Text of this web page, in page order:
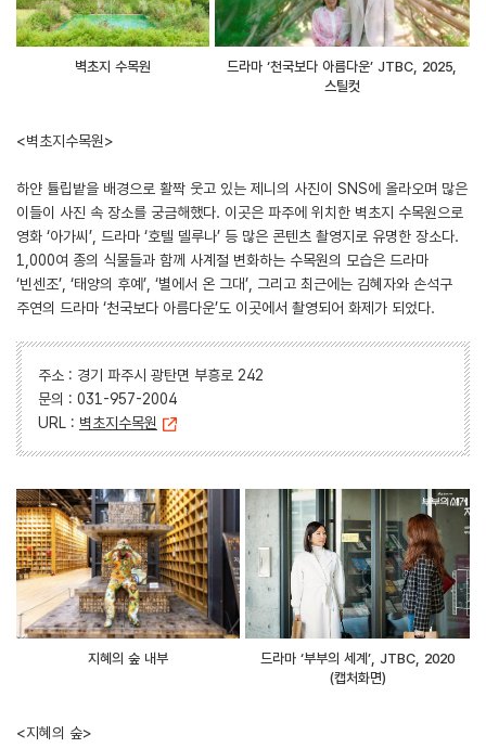
벽초지 수목원
드라마 ‘천국보다 아름다운’ JTBC, 2025,
스틸컷
<벽초지수목원>
하얀 튤립밭을 배경으로 활짝 웃고 있는 제니의 사진이 SNS에 올라오며 많은
이들이 사진 속 장소를 궁금해했다. 이곳은 파주에 위치한 벽초지 수목원으로
영화 ‘아가씨’, 드라마 ‘호텔 델루나’ 등 많은 콘텐츠 촬영지로 유명한 장소다.
1,000여 종의 식물들과 함께 사계절 변화하는 수목원의 모습은 드라마
‘빈센조’, ‘태양의 후예’, ‘별에서 온 그대’, 그리고 최근에는 김혜자와 손석구
주연의 드라마 ‘천국보다 아름다운’도 이곳에서 촬영되어 화제가 되었다.
주소 : 경기 파주시 광탄면 부흥로 242
문의 : 031-957-2004
URL : 벽초지수목원
지혜의 숲 내부
드라마 ‘부부의 세계’, JTBC, 2020
(캡처화면)
<지혜의 숲>